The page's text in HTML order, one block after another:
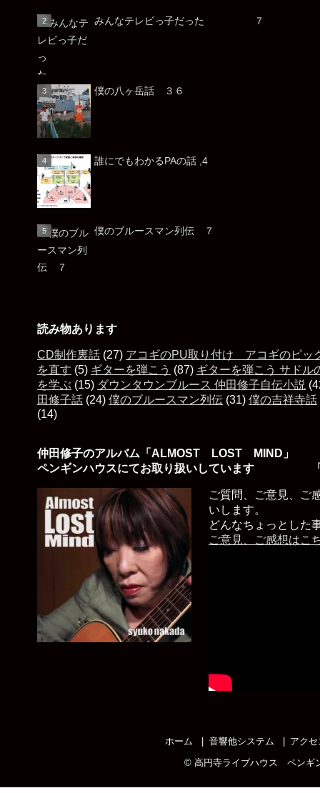
みんなテレビっ子だった ７
僕の八ヶ岳話 ３６
誰にでもわかるPAの話 ,4
僕のブルースマン列伝 ７
読み物あります
CD制作裏話 (27) アコギのPU取り付け アコギのピッ
を直す (5) ギターを弾こう (87) ギターを弾こう サドル
を学ぶ (15) ダウンタウンブルース 仲田修子自伝小説
田修子話 (24) 僕のブルースマン列伝 (31) 僕の吉祥寺話
(14)
仲田修子のアルバム「ALMOST LOST MIND」
ペンギンハウスにてお取り扱いしています 「
ご質問、ご意見、ご
いします。
どんなちょっとした
ご意見、ご感想はこ
ホーム 音響他システム
アクセ
© 高円寺ライブハウス ペンギ